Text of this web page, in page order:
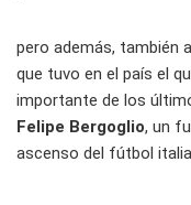
pero además, también
que tuvo en el país el
importante de los
Felipe Bergoglio, un
ascenso del fútbol